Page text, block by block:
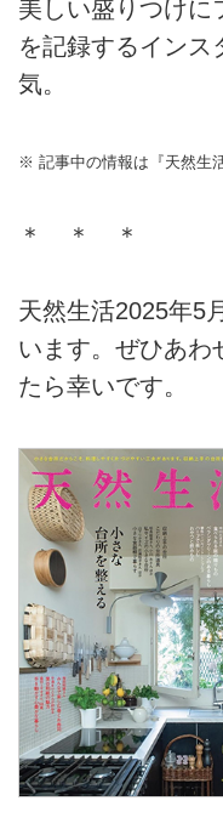
美しい盛りつけに
を記録するインス
気。
※ 記事中の情報は『天然生
＊ ＊ ＊
天然生活2025年5
います。ぜひあわ
たら幸いです。